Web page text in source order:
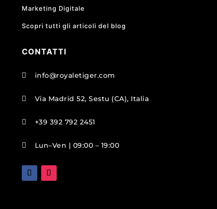
Marketing Digitale
Scopri tutti gli articoli del blog
CONTATTI
 info@royaletiger.com
 Via Madrid 52, Sestu (CA), Italia
 +39 392 792 2451
 Lun–Ven | 09:00 – 19:00